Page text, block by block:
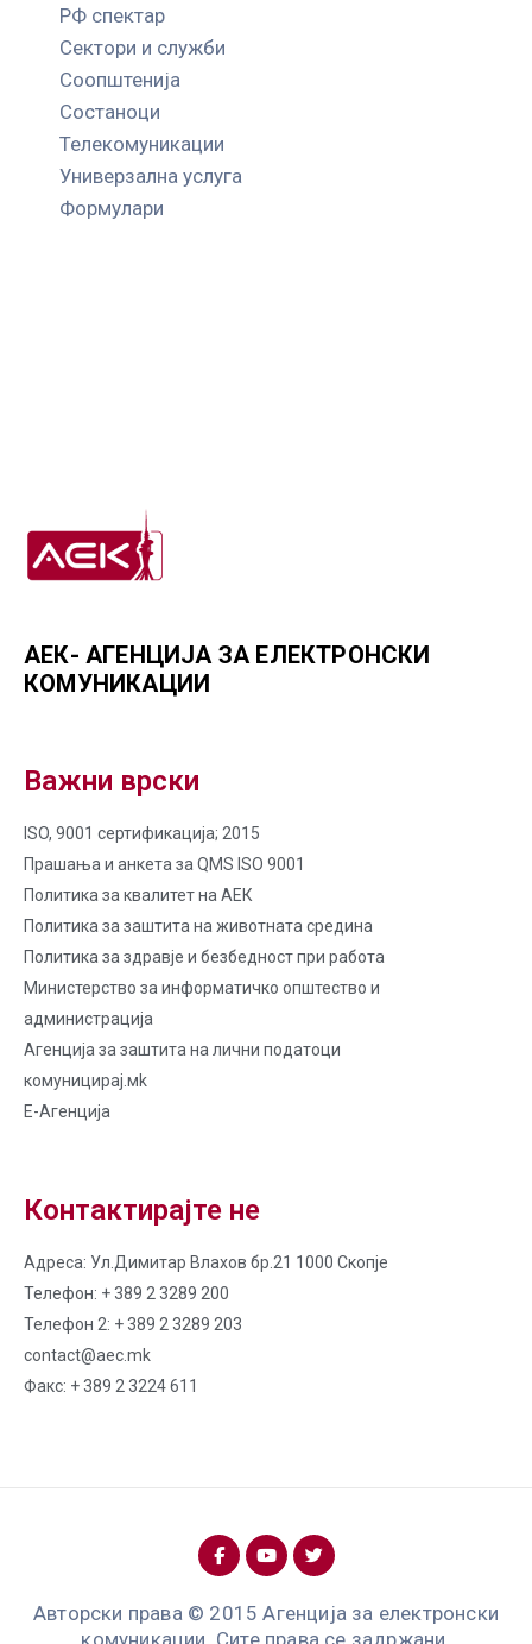
РФ спектар
Сектори и служби
Соопштенија
Состаноци
Телекомуникации
Универзална услуга
Формулари
АЕК- АГЕНЦИЈА ЗА ЕЛЕКТРОНСКИ
КОМУНИКАЦИИ
Важни врски
ISO, 9001 сертификација; 2015
Прашања и анкета за QMS ISO 9001
Политика за квалитет на AЕК
Политика за заштита на животната средина
Политика за здравје и безбедност при работа
Министерство за информатичко општество и
администрација
Агенција за заштита на лични податоци
комуницирај.мk
Е-Агенција
Контактирајте не
Адреса: Ул.Димитар Влахов бр.21 1000 Скопје
Телефон: + 389 2 3289 200
Телефон 2: + 389 2 3289 203
contact@aec.mk
Факс: + 389 2 3224 611
Авторски права © 2015 Агенција за електронски
комуникации. Сите права се задржани.